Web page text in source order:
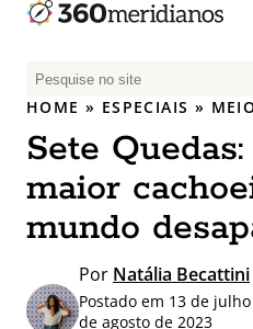
P
e
q
u
i
s
p
HOME » ESPECIAIS »
Sete
maior
mundo
Por Natália Becattini
Postado em 13 de
de agosto de 2023